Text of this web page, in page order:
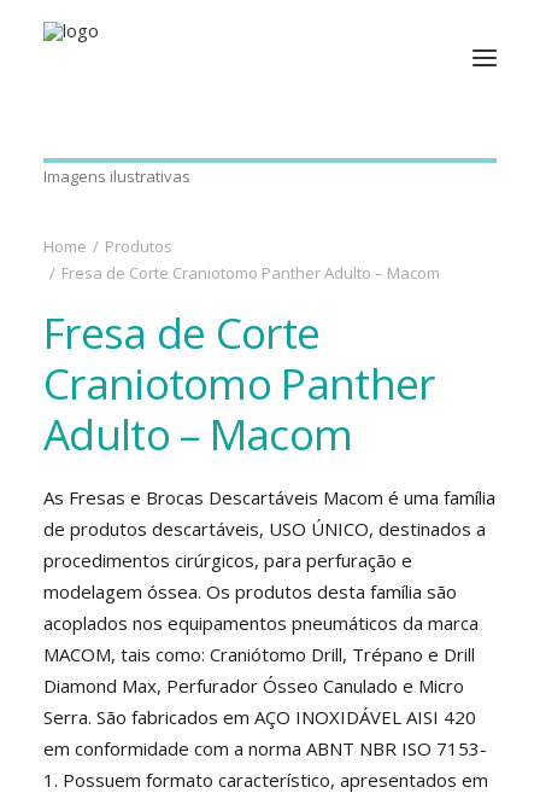
Imagens ilustrativas
Home
Produtos
Fresa de Corte Craniotomo Panther Adulto – Macom
Fresa de Corte
Craniotomo Panther
Adulto – Macom
As Fresas e Brocas Descartáveis Macom é uma família
de produtos descartáveis, USO ÚNICO, destinados a
procedimentos cirúrgicos, para perfuração e
modelagem óssea. Os produtos desta família são
acoplados nos equipamentos pneumáticos da marca
MACOM, tais como: Craniótomo Drill, Trépano e Drill
Diamond Max, Perfurador Ósseo Canulado e Micro
Serra. São fabricados em AÇO INOXIDÁVEL AISI 420
em conformidade com a norma ABNT NBR ISO 7153-
1. Possuem formato característico, apresentados em